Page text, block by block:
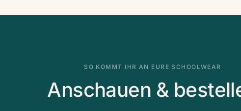
SO KOMMT IHR AN EURE SCHOOLWEAR
Anschauen &